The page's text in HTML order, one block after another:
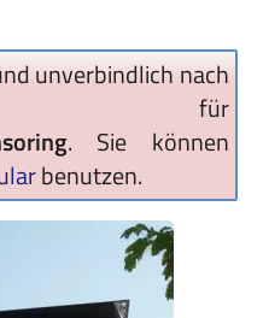
unverbindlich nach
für
. Sie können
benutzen.